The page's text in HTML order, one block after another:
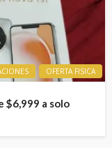
OFERTA FISICA
$6,999 a solo